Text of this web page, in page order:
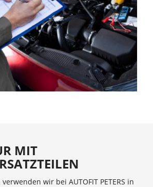
MIT
wir bei AUTOFIT PETERS in